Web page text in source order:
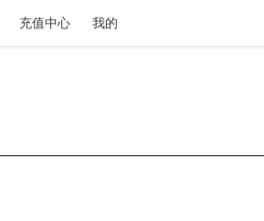
充值中心 我的